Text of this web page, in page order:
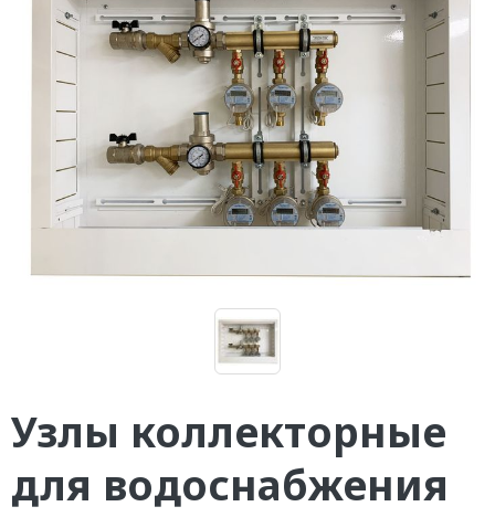
Узлы коллекторные
для водоснабжения